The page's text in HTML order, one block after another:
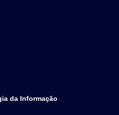
da Informação